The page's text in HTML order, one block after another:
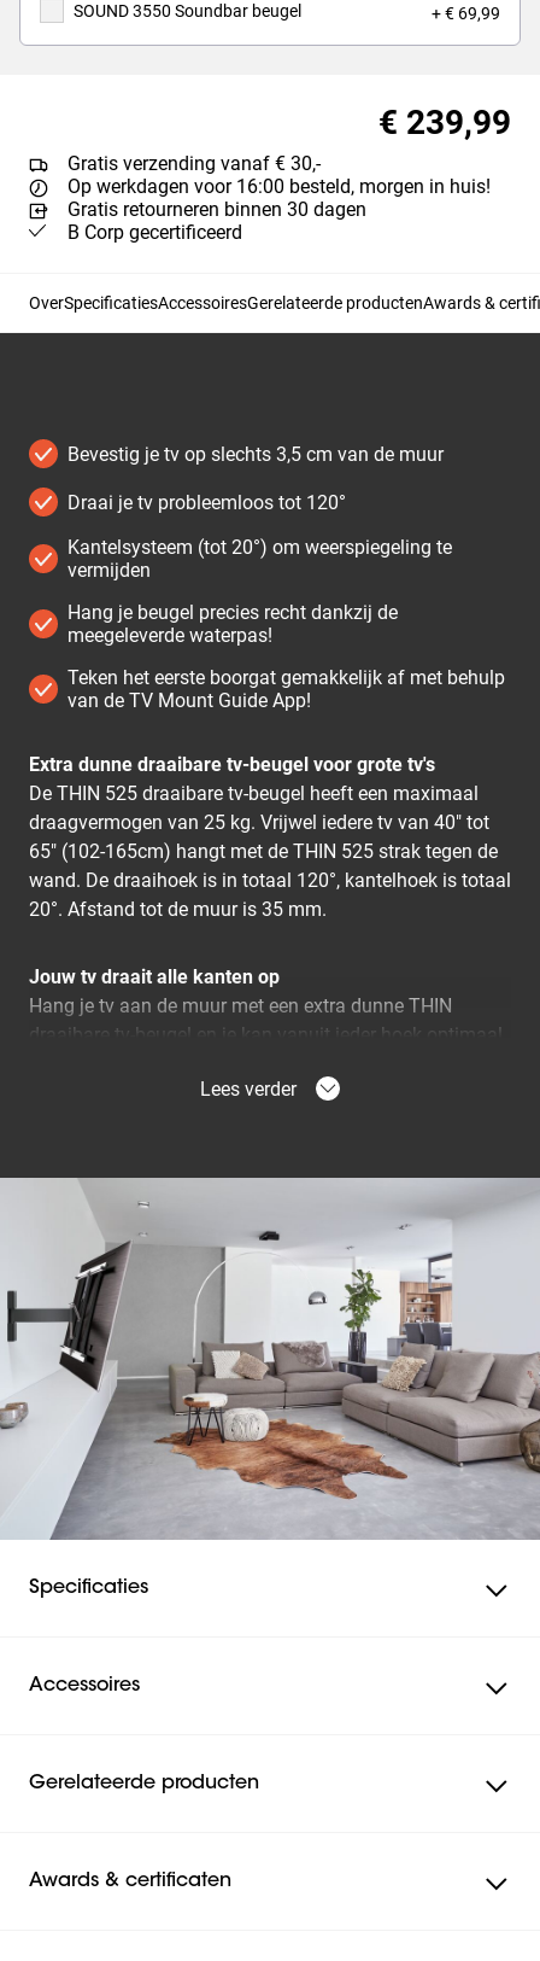
SOUND 3550 Soundbar beugel + € 69,99
€ 239,99
Gratis verzending vanaf € 30,-
Op werkdagen voor 16:00 besteld, morgen in huis!
Gratis retourneren binnen 30 dagen
B Corp gecertificeerd
OverSpecificatiesAccessoiresGerelateerde productenAwards &
Bevestig je tv op slechts 3,5 cm van de muur
Draai je tv probleemloos tot 120°
Kantelsysteem (tot 20°) om weerspiegeling te
vermijden
Hang je beugel precies recht dankzij de
meegeleverde waterpas!
Teken het eerste boorgat gemakkelijk af met behulp
van de TV Mount Guide App!
Extra dunne draaibare tv-beugel voor grote tv's
De THIN 525 draaibare tv-beugel heeft een maximaal
draagvermogen van 25 kg. Vrijwel iedere tv van 40" tot
65" (102-165cm) hangt met de THIN 525 strak tegen de
wand. De draaihoek is in totaal 120°, kantelhoek is totaal
20°. Afstand tot de muur is 35 mm.
Jouw tv draait alle kanten op
Hang je tv aan de muur met een extra dunne THIN
draaibare tv-beugel en je kan vanuit ieder hoek optimaal
last meer van hinderlijke weerspiegeling. Met de THIN
Lees verder
Specificaties
Accessoires
Gerelateerde producten
Awards & certificaten